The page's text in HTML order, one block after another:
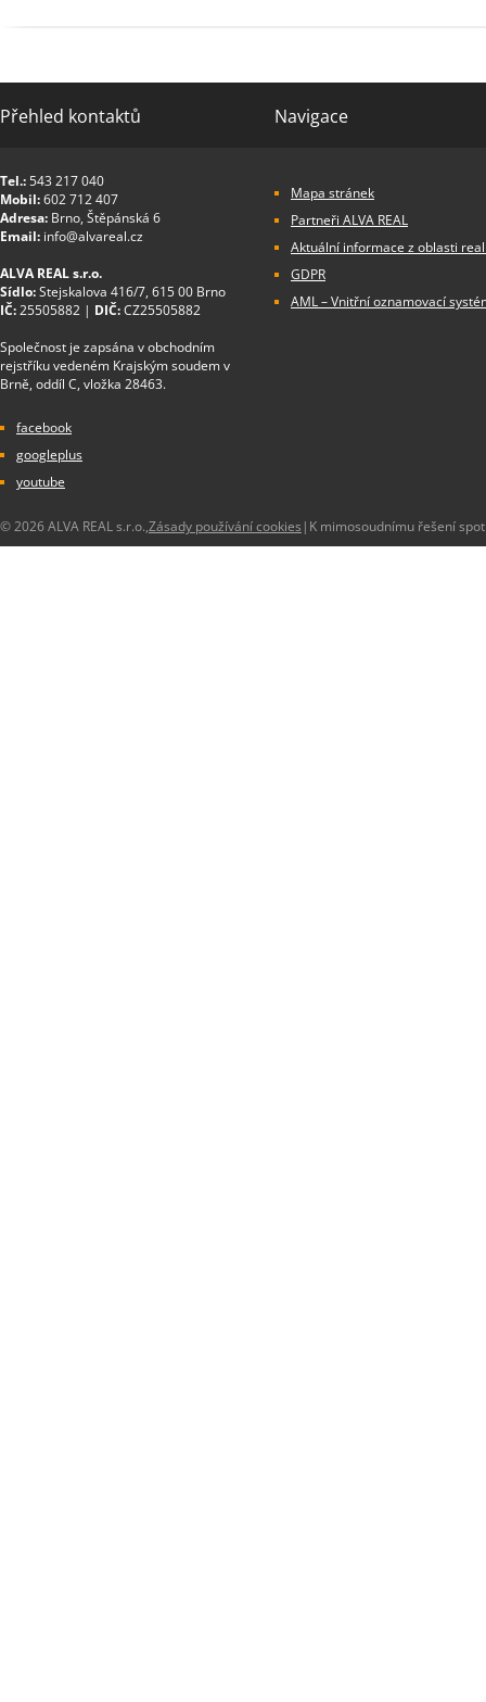
Přehled kontaktů
Tel.:543 217 040
Mobil:602 712 407
Adresa: Brno, Štěpánská 6
Email: info@alvareal.cz
ALVA REAL s.r.o.
Sídlo:Stejskalova 416/7, 615 00 Brno
IČ:25505882 | DIČ:CZ25505882
Společnost je zapsána v obchodním
rejstříku vedeném Krajským soudem v
Brně, oddíl C, vložka 28463.
facebook
googleplus
youtube
Navigace
Mapa stránek
Partneři ALVA REAL
Aktuální informace z oblasti
GDPR
AML – Vnitřní oznamovací
© 2026 ALVA REAL s.r.o.,Zásady používání cookies | K mimosoudnímu řešení